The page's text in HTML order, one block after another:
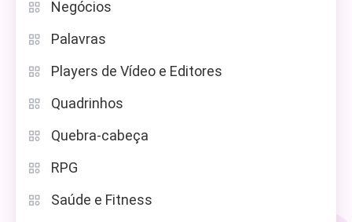
Negócios
Palavras
Players de Vídeo e Editores
Quadrinhos
Quebra-cabeça
RPG
Saúde e Fitness